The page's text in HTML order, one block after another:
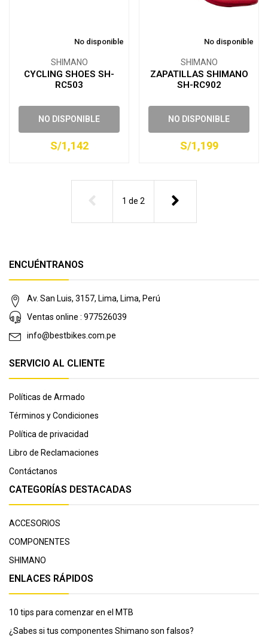
No disponible
SHIMANO
CYCLING SHOES SH-
RC503
NO DISPONIBLE
S/1,142
No disponible
SHIMANO
ZAPATILLAS SHIMANO
SH-RC902
NO DISPONIBLE
S/1,199
1 de 2
ENCUÉNTRANOS
Av. San Luis, 3157, Lima, Lima, Perú
Ventas online : 977526039
info@bestbikes.com.pe
SERVICIO AL CLIENTE
Políticas de Armado
Términos y Condiciones
Política de privacidad
Libro de Reclamaciones
Contáctanos
CATEGORÍAS DESTACADAS
ACCESORIOS
COMPONENTES
SHIMANO
ENLACES RÁPIDOS
10 tips para comenzar en el MTB
¿Sabes si tus componentes Shimano son falsos?